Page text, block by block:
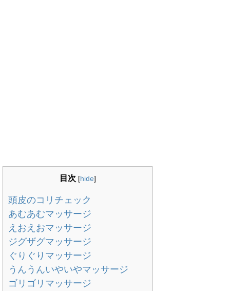
目次 [hide]
頭皮のコリチェック
あむあむマッサージ
えおえおマッサージ
ジグザグマッサージ
ぐりぐりマッサージ
うんうんいやいやマッサージ
ゴリゴリマッサージ